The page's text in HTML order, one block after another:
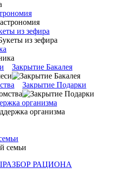
из зефира
Закрытие Бакалея
Закрытие Подарки
организма
РАЗБОР РАЦИОНА